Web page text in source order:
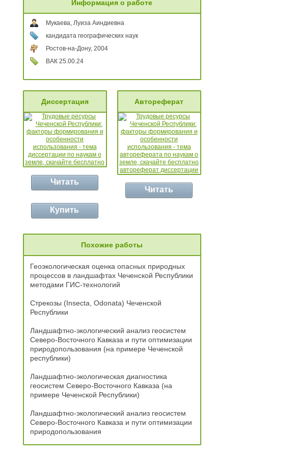
Информация о работе
Мукаева, Луиза Аиндиевна
кандидата географических наук
Ростов-на-Дону, 2004
ВАК 25.00.24
Диссертация
Читать
Автореферат
Читать
Купить
Похожие работы
Геоэкологическая оценка опасных природных
процессов в ландшафтах Чеченской Республики
методами ГИС-технологий
Стрекозы (Insecta, Odonata) Чеченской
Республики
Ландшафтно-экологический анализ геосистем
Северо-Восточного Кавказа и пути оптимизации
природопользования (на примере Чеченской
республики)
Ландшафтно-экологическая диагностика
геосистем Северо-Восточного Кавказа (на
примере Чеченской Республики)
Ландшафтно-экологический анализ геосистем
Северо-Восточного Кавказа и пути оптимизации
природопользования